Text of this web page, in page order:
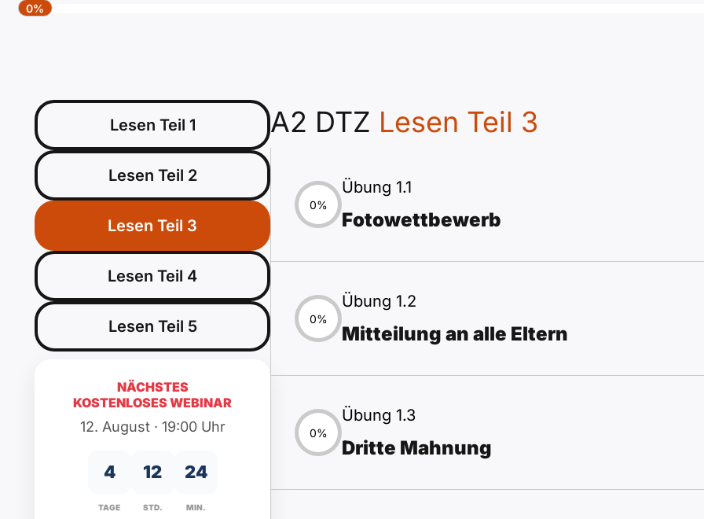
0%
Lesen Teil 1
Lesen Teil 2
Lesen Teil 3
Lesen Teil 4
Lesen Teil 5
NÄCHSTES
KOSTENLOSES WEBINAR
12. August · 19:00 Uhr
4
TAGE
12
STD.
24
MIN.
A2 DTZ Lesen Teil 3
0%
Übung 1.1
Fotowettbewerb
0%
Übung 1.2
Mitteilung an alle Eltern
0%
Übung 1.3
Dritte Mahnung